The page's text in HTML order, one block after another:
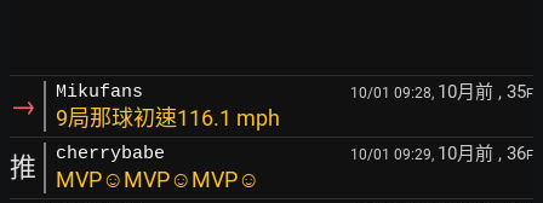
→ Mikufans 10/01 09:28, 10月前 , 35F
9局那球初速116.1 mph
推 cherrybabe 10/01 09:29, 10月前 , 36F
MVP☺MVP☺MVP☺